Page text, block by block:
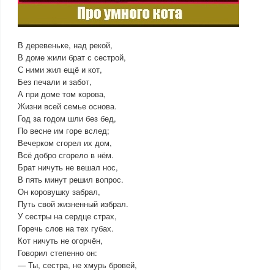
В деревеньке, над рекой,
В доме жили брат с сестрой,
С ними жил ещё и кот,
Без печали и забот,
А при доме том корова,
Жизни всей семье основа.
Год за годом шли без бед,
По весне им горе вслед;
Вечерком сгорел их дом,
Всё добро сгорело в нём.
Брат ничуть не вешал нос,
В пять минут решил вопрос.
Он коровушку забрал,
Путь свой жизненный избрал.
У сестры на сердце страх,
Горечь слов на тех губах.
Кот ничуть не огорчён,
Говорил степенно он:
— Ты, сестра, не хмурь бровей,